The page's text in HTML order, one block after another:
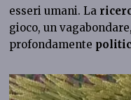
esseri umani. La
gioco, un
profondamente